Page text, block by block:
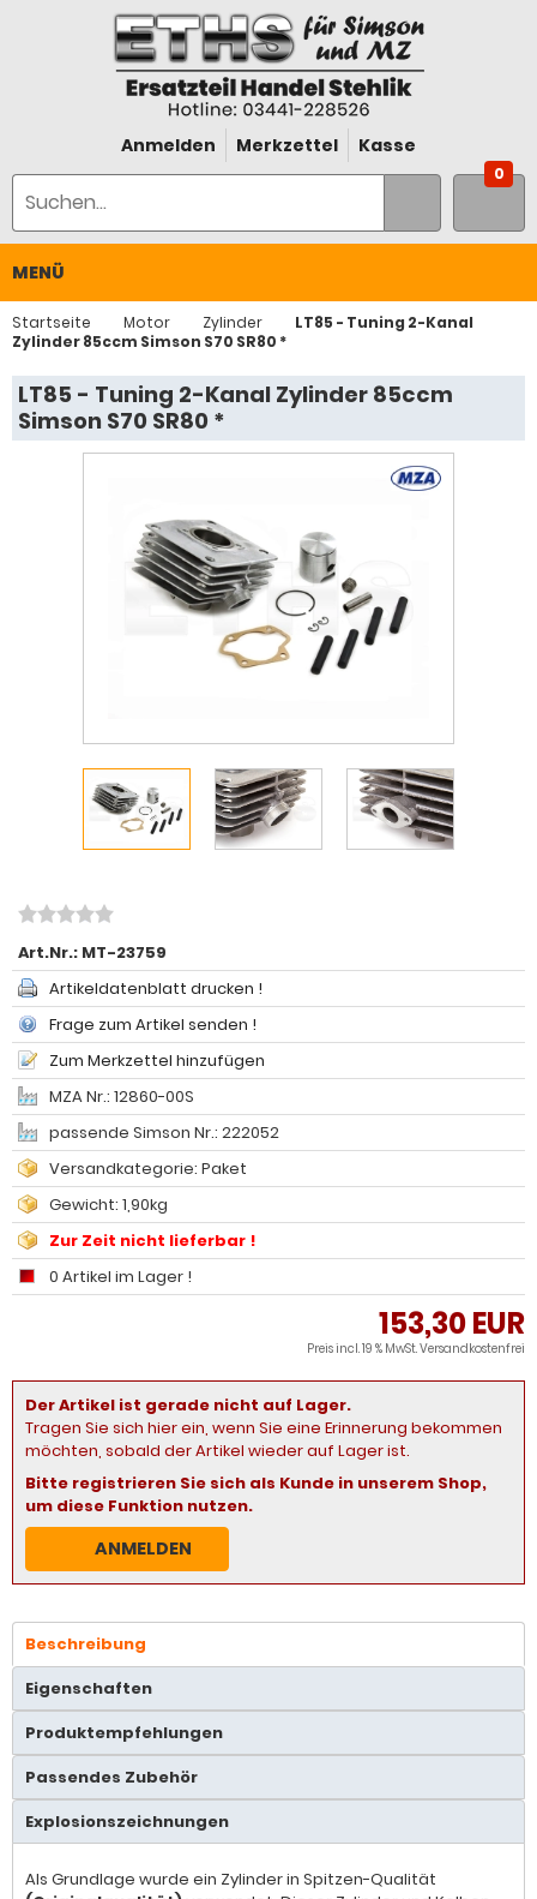
Anmelden Merkzettel Kasse
0
MENÜ
Startseite Motor Zylinder
LT85 - Tuning 2-Kanal
Zylinder 85ccm Simson S70 SR80 *
LT85 - Tuning 2-Kanal Zylinder 85ccm
Simson S70 SR80 *
Art.Nr.: MT-23759
Artikeldatenblatt drucken !
Frage zum Artikel senden !
Zum Merkzettel hinzufügen
MZA Nr.: 12860-00S
passende Simson Nr.: 222052
Versandkategorie: Paket
Gewicht: 1,90kg
Zur Zeit nicht lieferbar !
0 Artikel im Lager !
153,30 EUR
Preis incl. 19 % MwSt.Versandkostenfrei
Der Artikel ist gerade nicht auf Lager.
Tragen Sie sich hier ein, wenn Sie eine Erinnerung bekommen
möchten, sobald der Artikel wieder auf Lager ist.
Bitte registrieren Sie sich als Kunde in unserem Shop,
um diese Funktion nutzen.
ANMELDEN
Beschreibung
Eigenschaften
Produktempfehlungen
Passendes Zubehör
Explosionszeichnungen
Als Grundlage wurde ein Zylinder in Spitzen-Qualität